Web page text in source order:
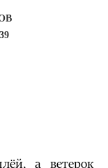
а ветерок